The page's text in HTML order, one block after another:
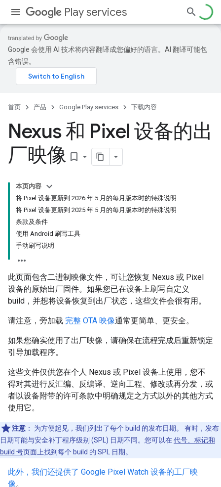
Play services
Google 会使用 AI 技术将内容翻译成您偏好的语言。AI 翻译可能包
含错误。
首页 产品 Google Play services 下载内容
Nexus 和 Pixel 设备的出
厂映像 bookmark_border
本页内容
将 Pixel 设备更新到 2026 年 5 月的每月版本时的特殊说明
将 Pixel 设备更新到 2025 年 5 月的每月版本时的特殊说明
条款及条件
使用 Android 刷写工具
手动刷写说明
此页面包含二进制映像文件，可让您恢复 Nexus 或 Pixel
设备的原始出厂固件。如果您已在设备上刷写自定义
build，并想将设备恢复到出厂状态，这些文件会很有用。
请注意，旁加载 完整 OTA 映像通常更简单、更安全。
如果您确实使用了出厂映像，请确保在流程完成后重新锁定
引导加载程序。
这些文件仅供您在个人 Nexus 或 Pixel 设备上使用，您不
得对其进行反汇编、反编译、逆向工程、修改或再分发，或
者以设备附带的许可条款中明确规定之方式以外的其他方式
使用它。
注意 ：
为方便起见，我们列出了每个 build 的发布日期。 有时，发布
日期可能与安全补丁程序级别 (SPL) 日期不同。您可以在代号、标记和
build 号页面上找到每个 build 的 SPL 日期。
此外，我们还提供了 Google Pixel Watch 设备的工厂映
像。